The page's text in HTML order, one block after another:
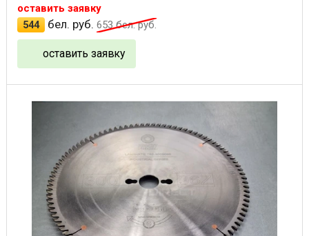
оставить заявку
544
бел. руб. 653бел. руб.
оставить заявку